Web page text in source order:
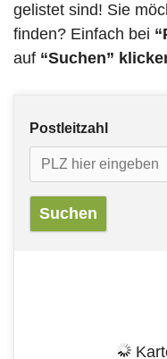
gelistet sind! Sie
finden? Einfach bei
auf “Suchen”
Postleitzahl